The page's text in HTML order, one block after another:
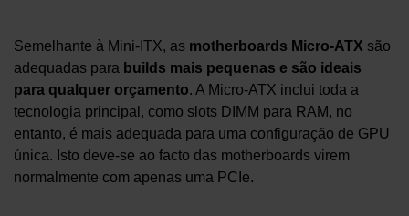
Semelhante à Mini-ITX, as motherboards Micro-ATX são
adequadas para builds mais pequenas e são ideais
para qualquer orçamento. A Micro-ATX inclui toda a
tecnologia principal, como slots DIMM para RAM, no
entanto, é mais adequada para uma configuração de GPU
única. Isto deve-se ao facto das motherboards virem
normalmente com apenas uma PCIe.